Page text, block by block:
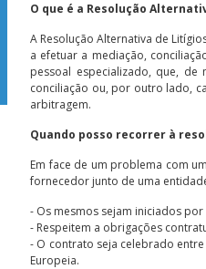
O que é a Resolução
A Resolução Alternativa de
a efetuar a mediação,
pessoal especializado, que,
conciliação ou, por outro lado,
arbitragem.
Quando posso recorrer à
Em face de um problema com
fornecedor junto de uma
- Os mesmos sejam iniciados
- Respeitem a obrigações
- O contrato seja celebrado
Europeia.